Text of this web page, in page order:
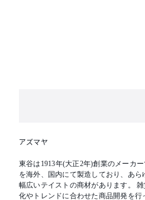
アズマヤ
東谷は1913年(大正2年)創業のメーカーです。 約3,000アイ
を海外、国内にて製造しており、あら
幅広いテイストの商材があります。 雑貨から大型家具まで、時代の変
化やトレンドに合わせた商品開発を行